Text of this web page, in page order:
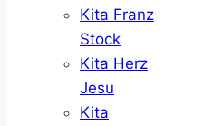
Kita Franz
Stock
Kita Herz
Jesu
Kita